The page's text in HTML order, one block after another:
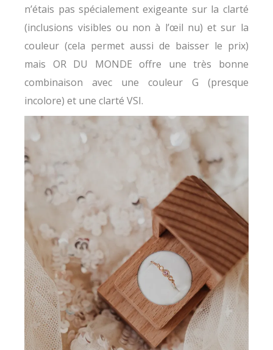
n’étais pas spécialement exigeante sur la clarté
(inclusions visibles ou non à l’œil nu) et sur la
couleur (cela permet aussi de baisser le prix)
mais OR DU MONDE offre une très bonne
combinaison avec une couleur G (presque
incolore) et une clarté VSI.